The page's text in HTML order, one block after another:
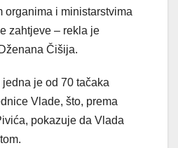
organima i ministarstvima
zahtjeve – rekla je
Čišija.
je od 70 tačaka
Vlade, što, prema
pokazuje da Vlada